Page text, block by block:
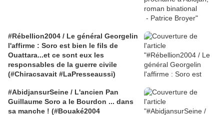
#Rébellion2004 / Le général Georgelin
l'affirme : Soro est bien le fils de
Ouattara...et ce sont eux les
responsables de la guerre civile
(#Chiracsavait #LaPresseaussi)
#AbidjansurSeine / L'ancien Pan
Guillaume Soro a le Bourdon ... dans
sa manche ! (#Bouaké2004